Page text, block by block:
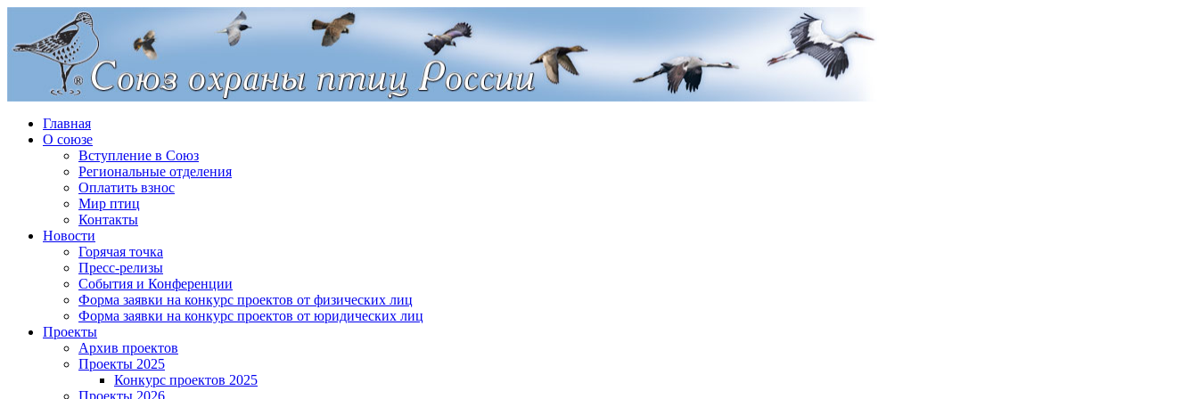
Главная
О союзе
Вступление в Союз
Региональные отделения
Оплатить взнос
Мир птиц
Контакты
Новости
Горячая точка
Пресс-релизы
События и Конференции
Форма заявки на конкурс проектов от физических лиц
Форма заявки на конкурс проектов от юридических лиц
Проекты
Архив проектов
Проекты 2025
Конкурс проектов 2025
Проекты 2026